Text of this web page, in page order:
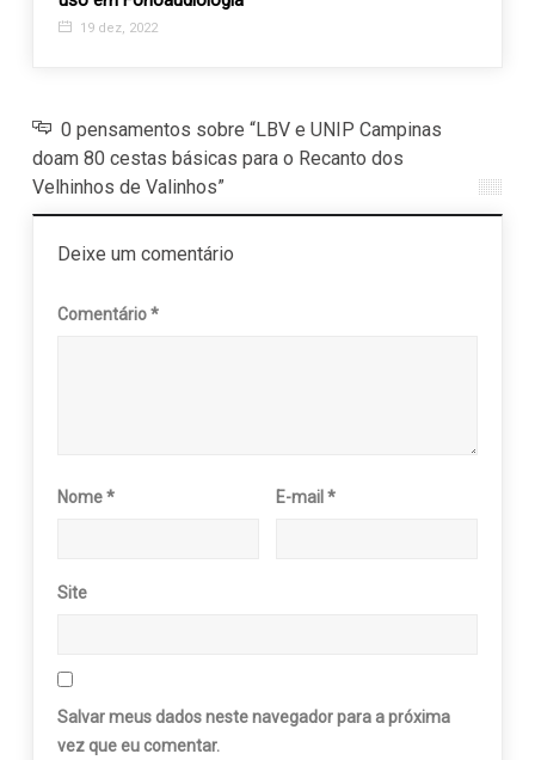
19 dez, 2022
0 pensamentos sobre “LBV e UNIP Campinas
doam 80 cestas básicas para o Recanto dos
Velhinhos de Valinhos”
Deixe um comentário
Comentário*
Nome* E-mail*
Site
Salvar meus dados neste navegador para a próxima
vez que eu comentar.